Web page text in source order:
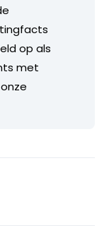
op als
met